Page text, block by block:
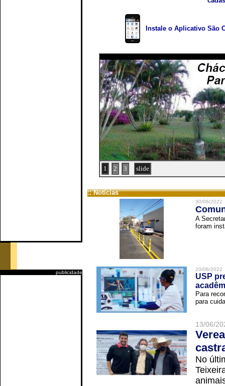
publicidade
Instale o Aplicativo São
1 2 3 slide
:: Notícias
30/06/2022
A
foram
20/06/2022
USP
Para
para
13/06/
No